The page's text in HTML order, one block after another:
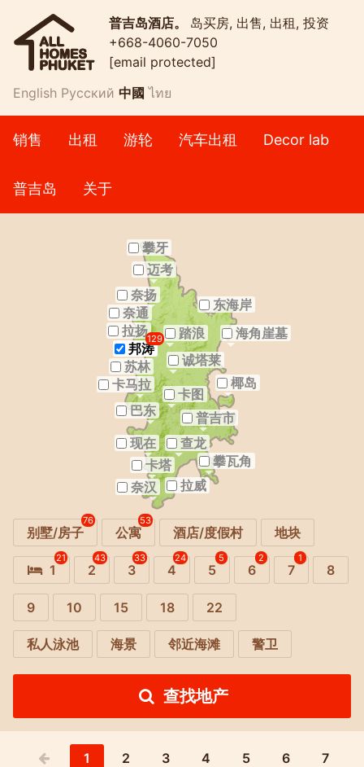
普吉岛酒店。 岛买房, 出售, 出租, 投资
+668-4060-7050
[email protected]
English Русский 中國 ไทย
销售 出租 游轮 汽车出租 Decor lab
普吉岛 关于
攀牙
迈考
奈扬
东海岸
奈通
拉扬
踏浪
邦涛
129
海角崖墓
诚塔莱
苏林
卡马拉
椰岛
卡图
巴东
普吉市
查龙
现在
攀瓦角
卡塔
拉威
奈汉
别墅/房子
76
公寓
53
酒店/度假村 地块
1
21
2
43
3
33
4
24
5
5
6
2
7
1
8
9 10 15 18 22
私人泳池 海景 邻近海滩 警卫
查找地产
1 2 3 4 5 6
7